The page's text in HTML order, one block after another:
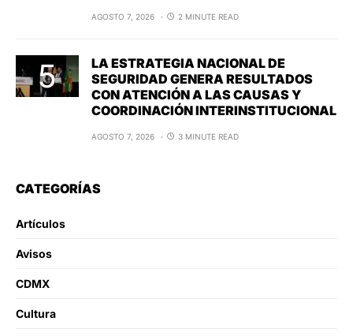
AGOSTO 7, 2026 2 MINUTE READ
LA ESTRATEGIA NACIONAL DE
SEGURIDAD GENERA RESULTADOS
CON ATENCIÓN A LAS CAUSAS Y
COORDINACIÓN INTERINSTITUCIONAL
AGOSTO 7, 2026 3 MINUTE READ
CATEGORÍAS
Artículos
Avisos
CDMX
Cultura